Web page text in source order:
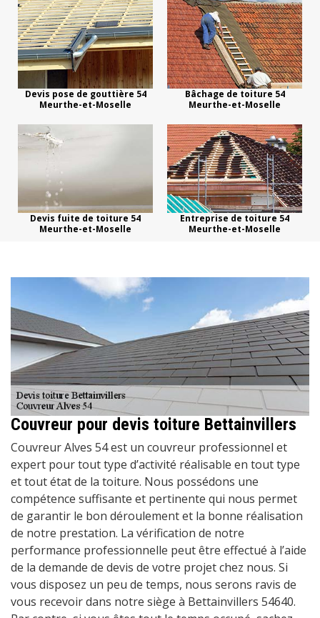
Devis pose de gouttière 54
Meurthe-et-Moselle
Bâchage de toiture 54
Meurthe-et-Moselle
Devis fuite de toiture 54
Meurthe-et-Moselle
Entreprise de toiture 54
Meurthe-et-Moselle
Couvreur pour devis toiture Bettainvillers
Couvreur Alves 54 est un couvreur professionnel et
expert pour tout type d’activité réalisable en tout type
et tout état de la toiture. Nous possédons une
compétence suffisante et pertinente qui nous permet
de garantir le bon déroulement et la bonne réalisation
de notre prestation. La vérification de notre
performance professionnelle peut être effectué à l’aide
de la demande de devis de votre projet chez nous. Si
vous disposez un peu de temps, nous serons ravis de
vous recevoir dans notre siège à Bettainvillers 54640.